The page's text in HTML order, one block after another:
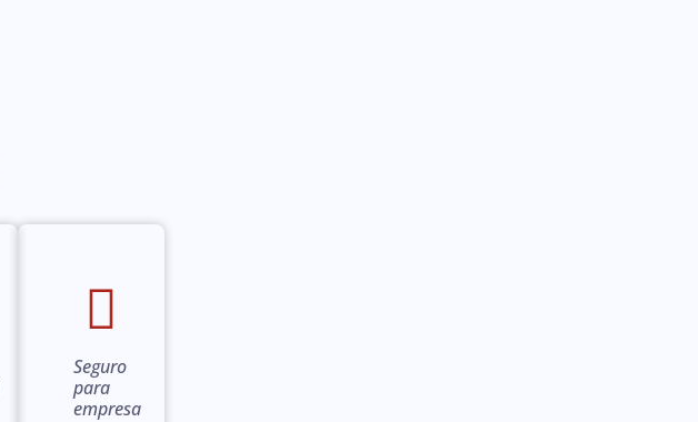
Seguro
para
empresa